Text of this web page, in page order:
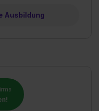
Ausbildung